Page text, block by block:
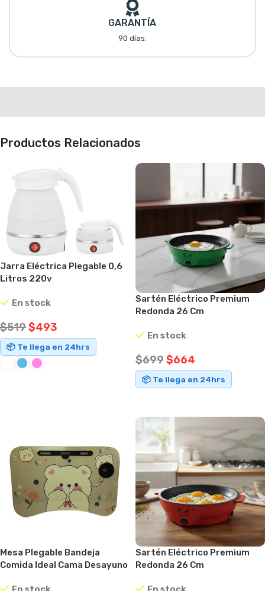
GARANTÍA
90 días.
Productos Relacionados
Jarra Eléctrica Plegable 0,6
Litros 220v
En stock
$519$493
📦 Te llega en 24hrs
Sartén Eléctrico Premium
Redonda 26 Cm
En stock
$699$664
📦 Te llega en 24hrs
Mesa Plegable Bandeja
Comida Ideal Cama Desayuno
Sartén Eléctrico Premium
Redonda 26 Cm